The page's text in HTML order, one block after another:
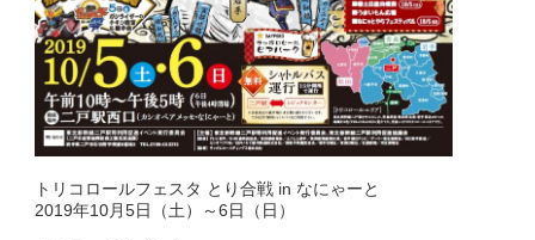
トリコロールフェスタ とり合戦 in なにゃーと
2019年10月5日（土）～6日（日）